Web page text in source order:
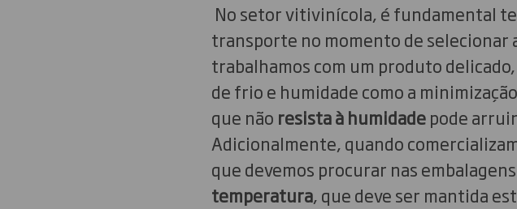
No setor vitivinícola, é fundamental
transporte no momento de selecionar
trabalhamos com um produto
de frio e humidade como a
que não resista à humidadepode
Adicionalmente, quando
que devemos procurar nas
temperatura, que deve ser mantida